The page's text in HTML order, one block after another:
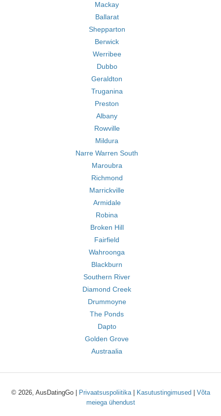
Mackay
Ballarat
Shepparton
Berwick
Werribee
Dubbo
Geraldton
Truganina
Preston
Albany
Rowville
Mildura
Narre Warren South
Maroubra
Richmond
Marrickville
Armidale
Robina
Broken Hill
Fairfield
Wahroonga
Blackburn
Southern River
Diamond Creek
Drummoyne
The Ponds
Dapto
Golden Grove
Austraalia
© 2026, AusDatingGo | Privaatsuspoliitika| Kasutustingimused
Võta
meiega ühendust